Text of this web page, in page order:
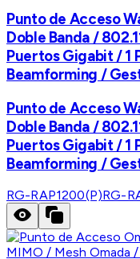
Punto de Acceso
Doble Banda /
Puertos Gigabit / 1
Beamforming /
Punto de Acceso
Doble Banda /
Puertos Gigabit / 1
Beamforming /
RG-RAP1200(P)RG-